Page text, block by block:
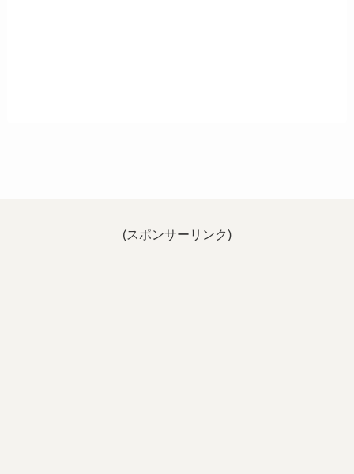
(スポンサーリンク)